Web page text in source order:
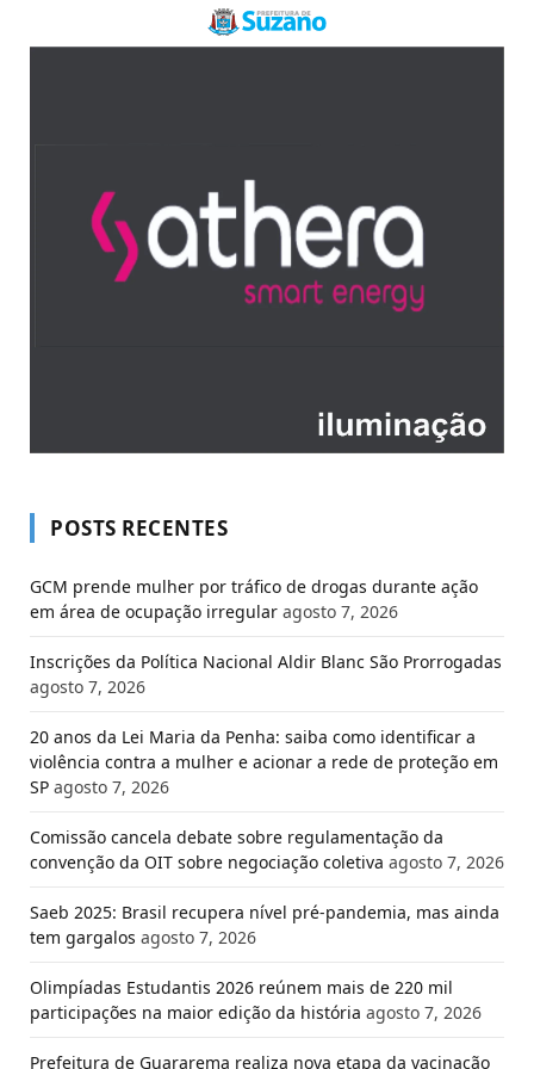
POSTS RECENTES
GCM prende mulher por tráfico de drogas durante ação
em área de ocupação irregular agosto 7, 2026
Inscrições da Política Nacional Aldir Blanc São Prorrogadas
agosto 7, 2026
20 anos da Lei Maria da Penha: saiba como identificar a
violência contra a mulher e acionar a rede de proteção em
SP agosto 7, 2026
Comissão cancela debate sobre regulamentação da
convenção da OIT sobre negociação coletiva agosto 7, 2026
Saeb 2025: Brasil recupera nível pré-pandemia, mas ainda
tem gargalos agosto 7, 2026
Olimpíadas Estudantis 2026 reúnem mais de 220 mil
participações na maior edição da história agosto 7, 2026
Prefeitura de Guararema realiza nova etapa da vacinação